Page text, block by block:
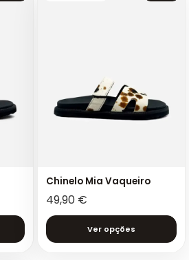
Chinelo Mia Vaqueiro
49,90 €
Ver opções